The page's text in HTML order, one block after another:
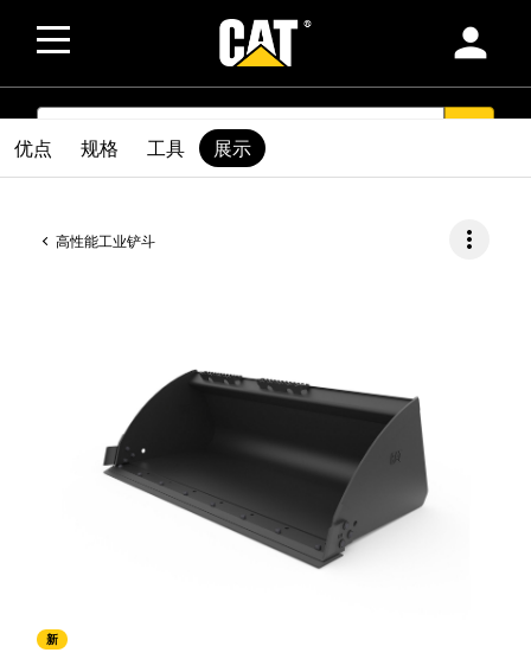
person
SEARCH
高性能工业铲斗 more_vert
新
优点 规格 工具 展示